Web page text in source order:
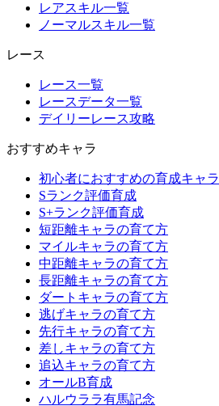
レアスキル一覧
ノーマルスキル一覧
レース
レース一覧
レースデータ一覧
デイリーレース攻略
おすすめキャラ
初心者におすすめの育成キャラ
Sランク評価育成
S+ランク評価育成
短距離キャラの育て方
マイルキャラの育て方
中距離キャラの育て方
長距離キャラの育て方
ダートキャラの育て方
逃げキャラの育て方
先行キャラの育て方
差しキャラの育て方
追込キャラの育て方
オールB育成
ハルウララ有馬記念